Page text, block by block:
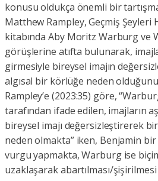
konusu oldukça önemli bir
Matthew Rampley, Geçmiş Şeyleri
kitabında Aby Moritz Warburg ve
görüşlerine atıfta bulunarak,
girmesiyle bireysel imajın
algısal bir körlüğe neden
Rampley’e (2023:35) göre,
tarafından ifade edilen, imajların
bireysel imajı değersizleştirerek
neden olmakta” iken, Benjamin
vurgu yapmakta, Warburg ise
uzaklaşarak abartılması/